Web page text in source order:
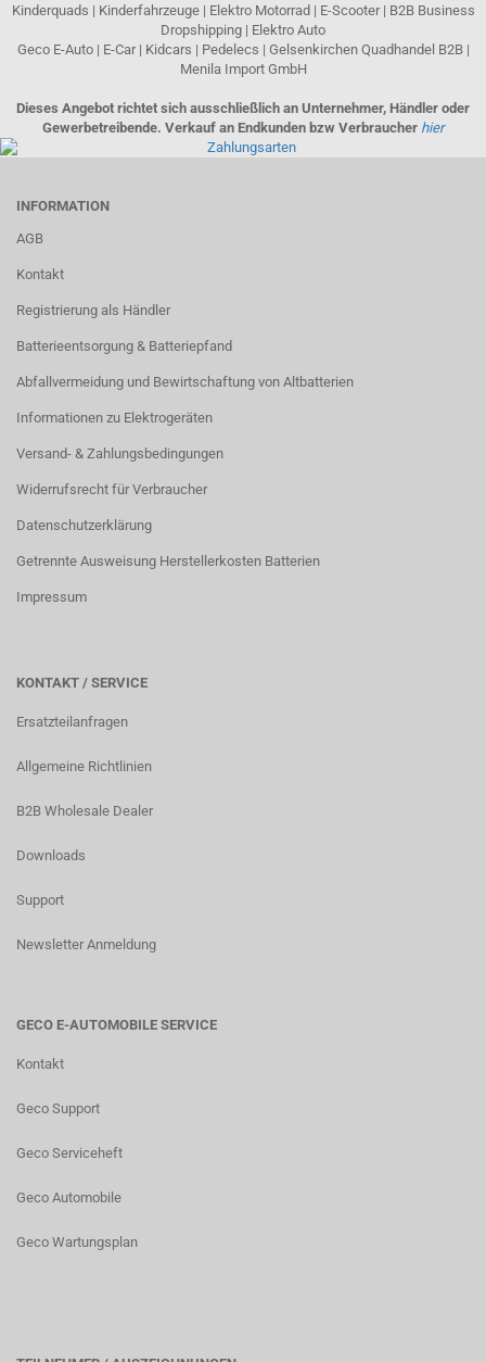
Kinderquads | Kinderfahrzeuge | Elektro Motorrad | E-Scooter | B2B Business
Dropshipping | Elektro Auto
Geco E-Auto | E-Car | Kidcars | Pedelecs | Gelsenkirchen Quadhandel B2B |
Menila Import GmbH
Dieses Angebot richtet sich ausschließlich an Unternehmer, Händler oder
Gewerbetreibende. Verkauf an Endkunden bzw Verbraucher hier
INFORMATION
AGB
Kontakt
Registrierung als Händler
Batterieentsorgung & Batteriepfand
Abfallvermeidung und Bewirtschaftung von Altbatterien
Informationen zu Elektrogeräten
Versand- & Zahlungsbedingungen
Widerrufsrecht für Verbraucher
Datenschutzerklärung
Getrennte Ausweisung Herstellerkosten Batterien
Impressum
KONTAKT / SERVICE
Ersatzteilanfragen
Allgemeine Richtlinien
B2B Wholesale Dealer
Downloads
Support
Newsletter Anmeldung
GECO E-AUTOMOBILE SERVICE
Kontakt
Geco Support
Geco Serviceheft
Geco Automobile
Geco Wartungsplan